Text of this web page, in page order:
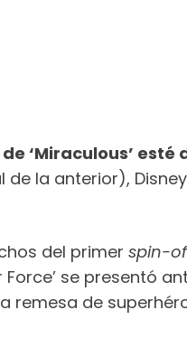
‘Miraculous’
la anterior),
del primer spin-
Force’ se presentó
remesa de